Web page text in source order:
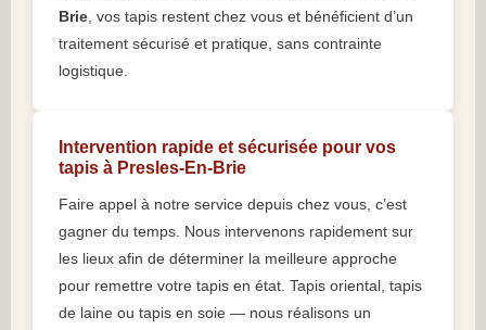
Brie, vos tapis restent chez vous et bénéficient d’un
traitement sécurisé et pratique, sans contrainte
logistique.
Intervention rapide et sécurisée pour vos
tapis à Presles-En-Brie
Faire appel à notre service depuis chez vous, c’est
gagner du temps. Nous intervenons rapidement sur
les lieux afin de déterminer la meilleure approche
pour remettre votre tapis en état. Tapis oriental, tapis
de laine ou tapis en soie — nous réalisons un